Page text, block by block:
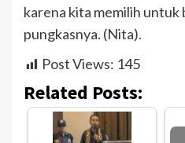
karena kita memilih untuk
pungkasnya. (Nita).
Post Views: 145
Related Posts: